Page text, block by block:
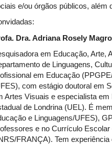
e/ou órgãos públicos, além
Dra. Adriana Rosely Magro
em Educação, Arte,
de Linguagens,
em Educação
com estágio doutoral em
Artes Visuais e especialista
de Londrina (UEL). É
e Linguagens/UFES),
e no Currículo
FRANÇA). Tem